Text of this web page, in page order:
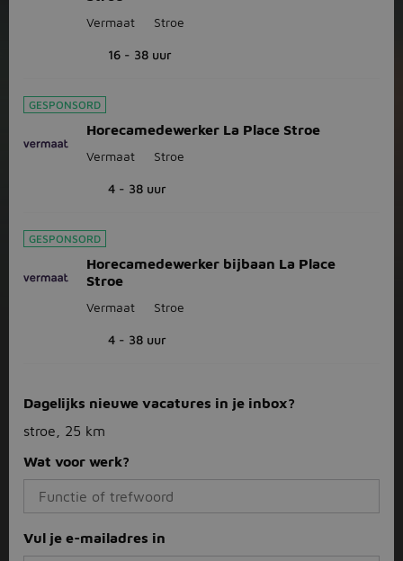
Vermaat Stroe
16 - 38 uur
GESPONSORD
Horecamedewerker La Place Stroe
Vermaat Stroe
4 - 38 uur
GESPONSORD
Horecamedewerker bijbaan La Place
Stroe
Vermaat Stroe
4 - 38 uur
Dagelijks nieuwe vacatures in je inbox?
stroe, 25 km
Wat voor werk?
Vul je e-mailadres in